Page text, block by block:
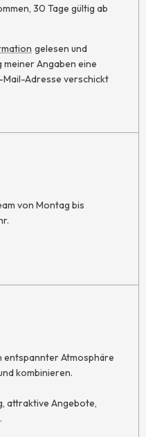
30 Tage gültig ab
gelesen und
meiner Angaben eine
Adresse verschickt
von Montag bis
entspannter Atmosphäre
kombinieren.
attraktive Angebote,